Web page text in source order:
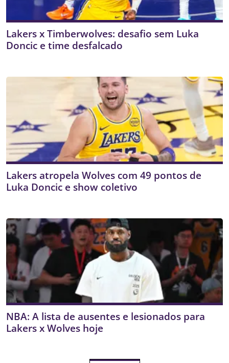
Lakers x Timberwolves: desafio sem Luka
Doncic e time desfalcado
Lakers atropela Wolves com 49 pontos de
Luka Doncic e show coletivo
NBA: A lista de ausentes e lesionados para
Lakers x Wolves hoje